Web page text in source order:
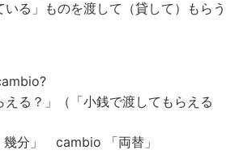
る」ものを渡して（貸して）もらう
える？」（「小銭で渡してもらえる
分」 cambio 「両替」